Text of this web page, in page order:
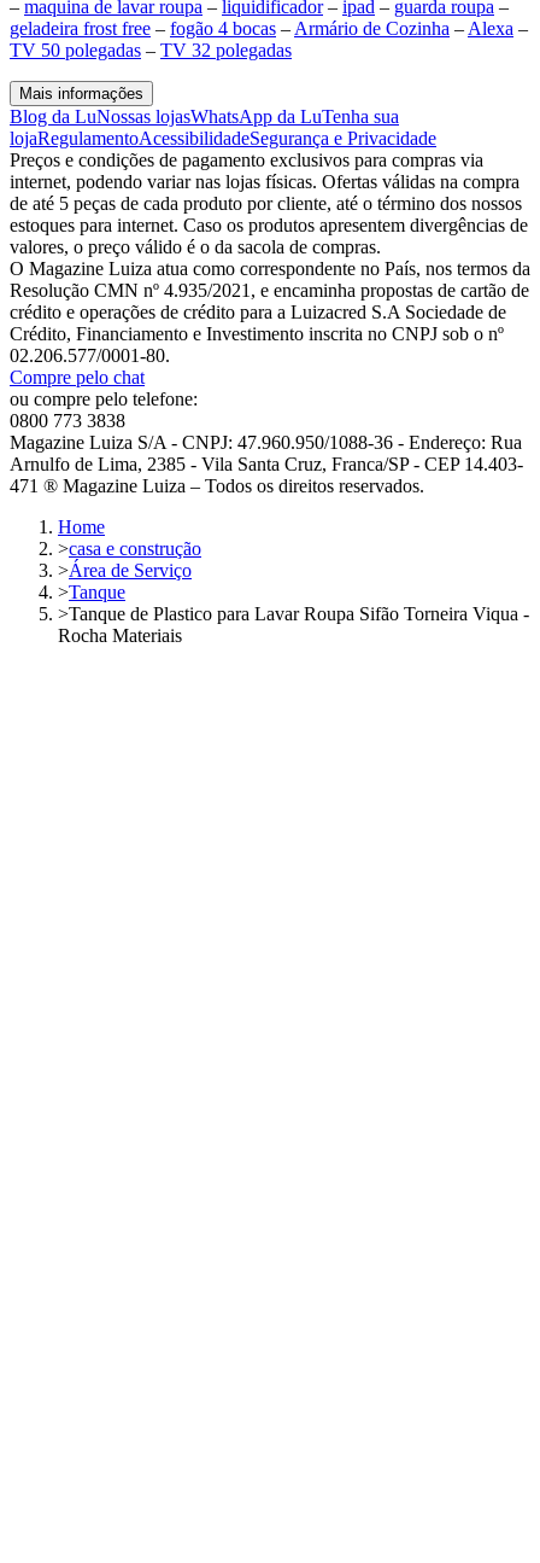
– maquina de lavar roupa – liquidificador– ipad – guarda roupa –
geladeira frost free – fogão 4 bocas – Armário de Cozinha – Alexa –
TV 50 polegadas – TV 32 polegadas
Mais informações
Blog da LuNossas lojasWhatsApp da LuTenha sua
lojaRegulamentoAcessibilidadeSegurança e Privacidade
Preços e condições de pagamento exclusivos para compras via
internet, podendo variar nas lojas físicas. Ofertas válidas na compra
de até 5 peças de cada produto por cliente, até o término dos nossos
estoques para internet. Caso os produtos apresentem divergências de
valores, o preço válido é o da sacola de compras.
O Magazine Luiza atua como correspondente no País, nos termos da
Resolução CMN nº 4.935/2021, e encaminha propostas de cartão de
crédito e operações de crédito para a Luizacred S.A Sociedade de
Crédito, Financiamento e Investimento inscrita no CNPJ sob o nº
02.206.577/0001-80.
Compre pelo chat
ou compre pelo telefone:
0800 773 3838
Magazine Luiza S/A - CNPJ: 47.960.950/1088-36 - Endereço: Rua
Arnulfo de Lima, 2385 - Vila Santa Cruz, Franca/SP - CEP 14.403-
471 ® Magazine Luiza – Todos os direitos reservados.
Home
>casa e construção
>Área de Serviço
>Tanque
>Tanque de Plastico para Lavar Roupa Sifão Torneira Viqua -
Rocha Materiais